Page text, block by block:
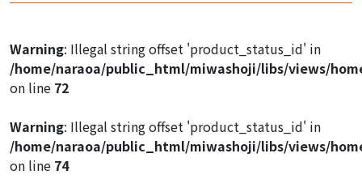
/home/naraoa/public_html/miwashoji/libs/views/
on line47
/home/naraoa/public_html/miwashoji/libs/views/
on line47
Warning: Illegal string offset 'product_status_id' in
/home/naraoa/public_html/miwashoji/libs/views/
on line 72
Warning: Illegal string offset 'product_status_id' in
/home/naraoa/public_html/miwashoji/libs/views/
on line 74